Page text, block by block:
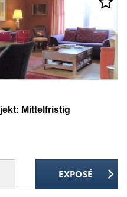
Mittelfristig